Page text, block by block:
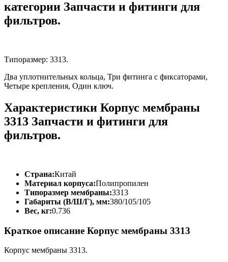
категории Запчасти и фитинги для
фильтров.
Типоразмер: 3313.
Два уплотнительных кольца, Три фитинга c фиксаторами,
Четыре крепления, Один ключ.
Характеристики Корпус мембраны
3313 Запчасти и фитинги для
фильтров.
Страна:Китай
Материал корпуса:Полипропилен
Типоразмер мембраны:3313
Габариты (В/Ш/Г), мм:380/105/105
Вес, кг:0.736
Краткое описание Корпус мембраны 3313
Корпус мембраны 3313.